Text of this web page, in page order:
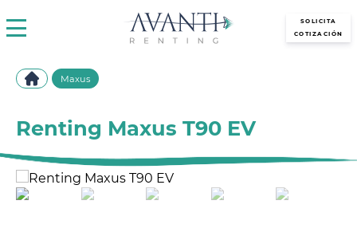
SOLICITA
COTIZACIÓN
Maxus
Renting Maxus T90 EV